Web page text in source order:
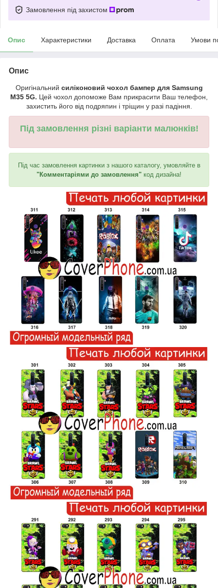
Замовлення під захистом
Опис Характеристики Доставка Оплата Умови
Опис
Оригінальний силіконовий чохол бампер для Samsung
M35 5G. Цей чохол допоможе Вам прикрасити Ваш телефон,
захистить його від подряпин і тріщин у разі падіння.
Під замовлення різні варіанти малюнків!
Під час замовлення картинки з нашого каталогу, умовляйте в
"Комментаріями до замовлення" код дизайна!